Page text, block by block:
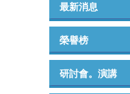
最新消息
榮譽榜
研討會。演講